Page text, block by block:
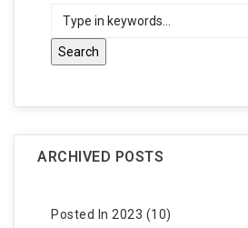
ARCHIVED POSTS
Posted In 2023 (10)